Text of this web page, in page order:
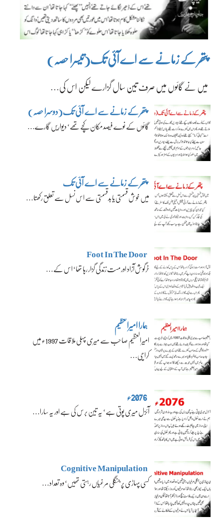
پتھر کے زمانے سے اے آئی تک(تیسرا حصہ)
میں نے گائوں میں صرف تین سال گزارے لیکن اس کی…
پتھر کے زمانے سے اے آئی تک(دوسرا حصہ)
گائوں کے نوے فیصد مکان کچے تھے‘ دیواریں گارے…
پتھر کے زمانے سے اے آئی تک
میں خوش قسمتی یا بدقسمتی سے اس نسل سے تعلق رکھتا…
Foot In The Door
خرگوش آزاد اور مست زندگی گزار رہا تھا‘ اس کے…
ہمارا امیرالعظیم
امیرالعظیم صاحب سے میری پہلی ملاقات 1997ء میں
کراچی…
2076ء
آئزل میری پوتی ہے‘ یہ تین برس کی ہے اور یہ سارا…
Cognitive Manipulation
کسی پہاڑی پر جنگلی مرغیاں رہتی تھیں‘ وہ تعداد…